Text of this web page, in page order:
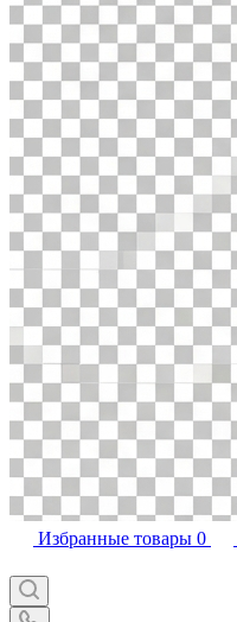
Избранные товары 0